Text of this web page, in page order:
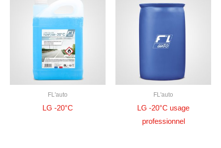
FL'auto
LG -20°C
FL'auto
LG -20°C usage
professionnel